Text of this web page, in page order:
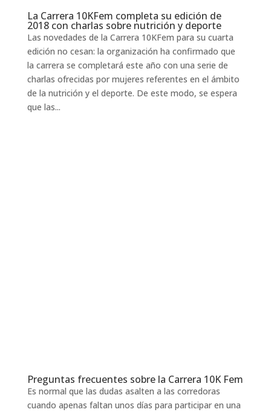
La Carrera 10KFem completa su edición de
2018 con charlas sobre nutrición y deporte
Las novedades de la Carrera 10KFem para su cuarta
edición no cesan: la organización ha confirmado que
la carrera se completará este año con una serie de
charlas ofrecidas por mujeres referentes en el ámbito
de la nutrición y el deporte. De este modo, se espera
que las...
Preguntas frecuentes sobre la Carrera 10K Fem
Es normal que las dudas asalten a las corredoras
cuando apenas faltan unos días para participar en una